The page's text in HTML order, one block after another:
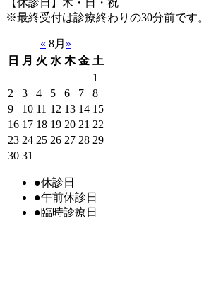
【休診日】木・日・祝
※最終受付は診療終わりの30分前です。
« 8月 »
日
月 火 水 木 金 土
1
2
3 4 5 6 7
8
9
10 11 12 13 14 15
16 17 18 19 20 21 22
23 24 25 26 27 28 29
30 31
●休診日
●午前休診日
●臨時診療日